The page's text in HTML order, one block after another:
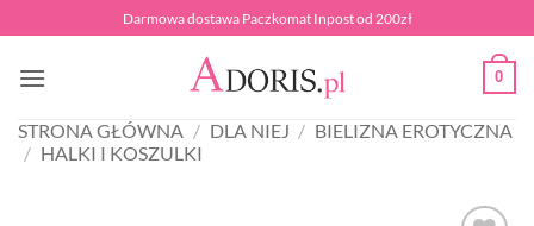
do
zawartości
Darmowa dostawa Paczkomat Inpost od 200zł
0
STRONA GŁÓWNA / DLA NIEJ / BIELIZNA EROTYCZNA
/ HALKI I KOSZULKI